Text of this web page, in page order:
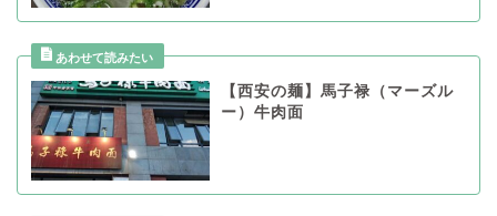
【西安の麺】馬子禄（マーズル
ー）牛肉面